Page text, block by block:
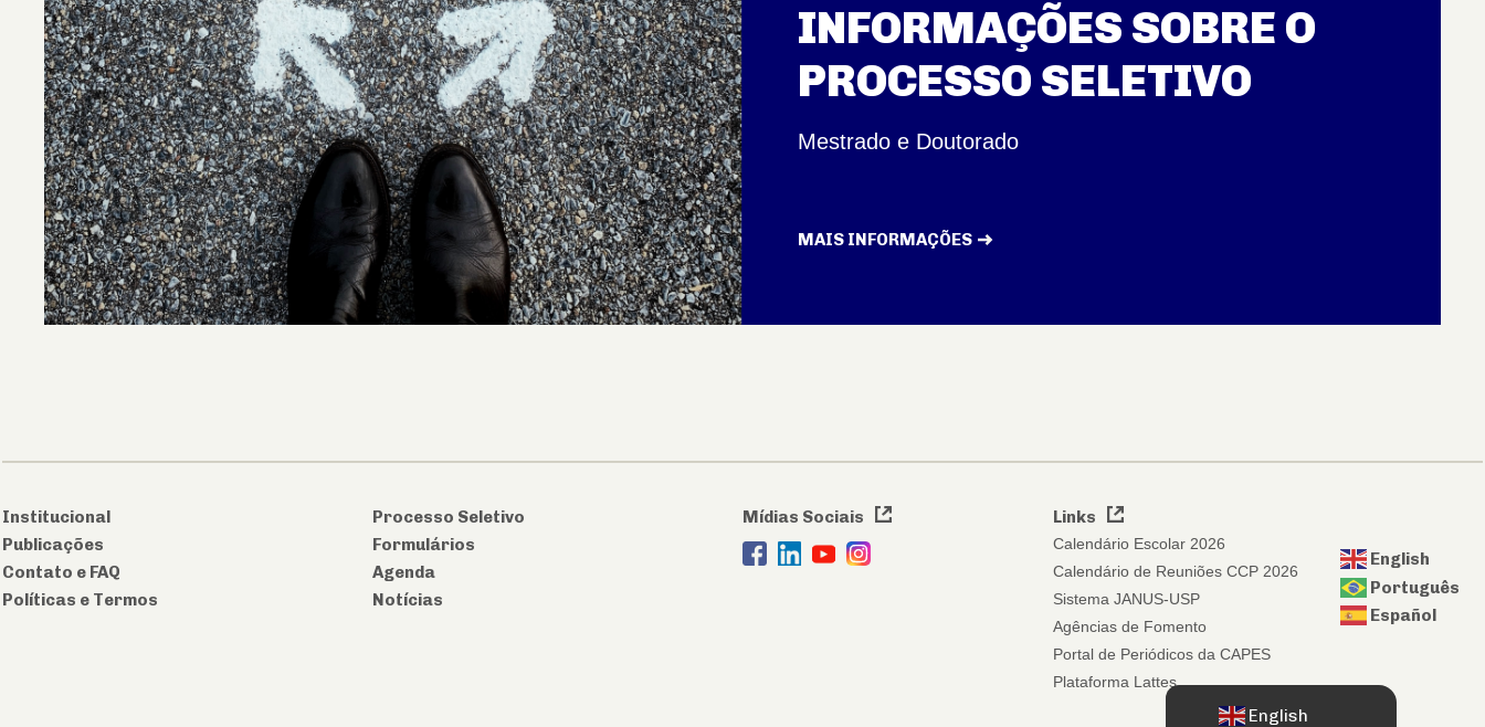
INFORMAÇÕES SOBRE O
PROCESSO SELETIVO
Mestrado e Doutorado
MAIS INFORMAÇÕES
Institucional
Publicações
Contato e FAQ
Políticas e Termos
Processo Seletivo
Formulários
Agenda
Notícias
Mídias Sociais Links
Calendário Escolar 2026
Calendário de Reuniões CCP 2026
Sistema JANUS-USP
Agências de Fomento
Portal de Periódicos da CAPES
Plataforma Lattes
English
Português
Español
English